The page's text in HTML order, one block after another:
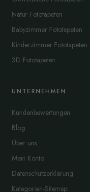
Natur Fototapeten
Babyzimmer Fototapeten
Kinderzimmer Fototapeten
3D Fototapeten
UNTERNEHMEN
Kundenbewertungen
Blog
Über uns
Mein Konto
Datenschutzerklärung
Kategorien-Sitemap